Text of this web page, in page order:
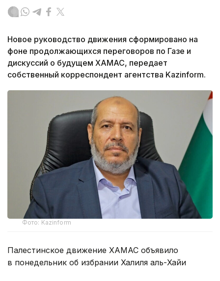
Новое руководство движения сформировано на
фоне продолжающихся переговоров по Газе и
дискуссий о будущем ХАМАС, передает
собственный корреспондент агентства Kazinform.
Фото: Kazinform
Палестинское движение ХАМАС объявило
в понедельник об избрании Халиля аль-Хайи